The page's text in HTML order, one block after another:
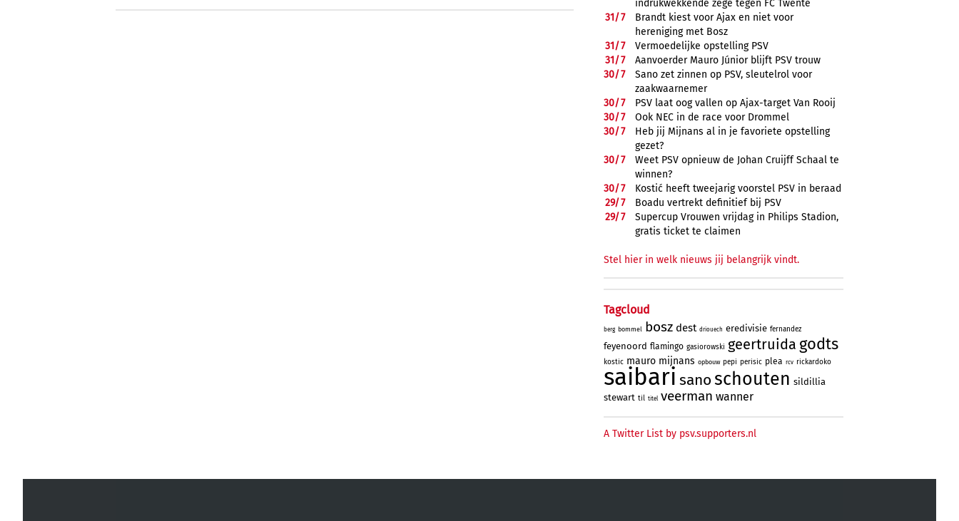
indrukwekkende zege tegen FC Twente
31/7
Brandt kiest voor Ajax en niet voor
hereniging met Bosz
31/7
Vermoedelijke opstelling PSV
31/7
Aanvoerder Mauro Júnior blijft PSV trouw
30/7
Sano zet zinnen op PSV, sleutelrol voor
zaakwaarnemer
30/7
PSV laat oog vallen op Ajax-target Van Rooij
30/7
Ook NEC in de race voor Drommel
30/7
Heb jij Mijnans al in je favoriete opstelling
gezet?
30/7
Weet PSV opnieuw de Johan Cruijff Schaal te
winnen?
30/7
Kostić heeft tweejarig voorstel PSV in beraad
29/7
Boadu vertrekt definitief bij PSV
29/7
Supercup Vrouwen vrijdag in Philips Stadion,
gratis ticket te claimen
Stel hier in welk nieuws jij belangrijk vindt.
Tagcloud
berg bommel bosz dest driouech eredivisie fernandez
feyenoord flamingo gasiorowski geertruida godts
kostic mauro mijnans opbouw pepi perisic plea rcv rickardoko
saibari sanoschouten sildillia
stewart til titel veerman wanner
A Twitter List by psv.supporters.nl